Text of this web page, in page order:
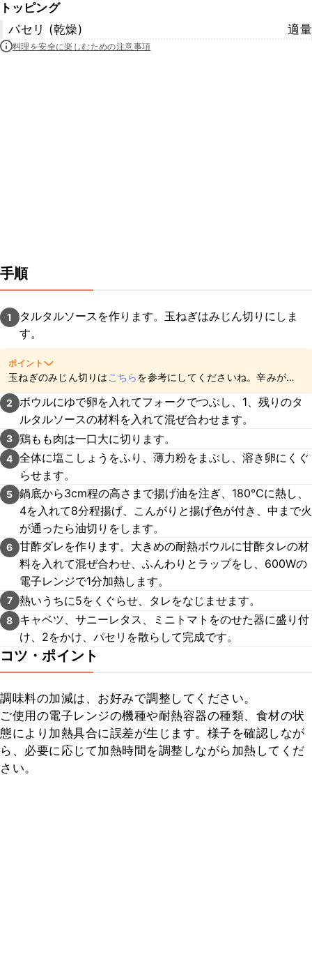
トッピング
パセリ (乾燥)
適量
料理を安全に楽しむための注意事項
手順
1
タルタルソースを作ります。玉ねぎはみじん切りにしま
す。
ポイント
玉ねぎのみじん切りは こちらを参考にしてくださいね。辛みが気
になる場合は、水に5～10分程さらすと和らぎますよ。
2
ボウルにゆで卵を入れてフォークでつぶし、1、残りのタ
ルタルソースの材料を入れて混ぜ合わせます。
3 鶏もも肉は一口大に切ります。
4 全体に塩こしょうをふり、薄力粉をまぶし、溶き卵にくぐ
らせます。
5 鍋底から3cm程の高さまで揚げ油を注ぎ、180℃に熱し、
4を入れて8分程揚げ、こんがりと揚げ色が付き、中まで火
が通ったら油切りをします。
6 甘酢ダレを作ります。大きめの耐熱ボウルに甘酢タレの材
料を入れて混ぜ合わせ、ふんわりとラップをし、600Wの
電子レンジで1分加熱します。
7 熱いうちに5をくぐらせ、タレをなじませます。
8
キャベツ、サニーレタス、ミニトマトをのせた器に盛り付
け、2をかけ、パセリを散らして完成です。
コツ・ポイント
調味料の加減は、お好みで調整してください。
ご使用の電子レンジの機種や耐熱容器の種類、食材の状
態により加熱具合に誤差が生じます。様子を確認しなが
ら、必要に応じて加熱時間を調整しながら加熱してくだ
さい。